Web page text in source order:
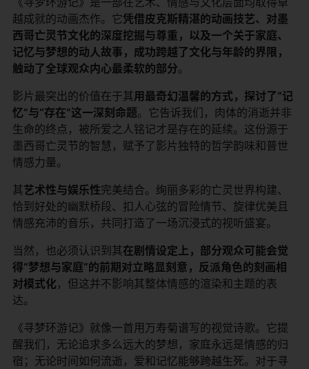
越成就的动画杰作。它​​凭借皮克斯精湛的动画技艺、对墨
西哥亡灵节文化的深度挖掘与尊重，以及一个关于家庭、
记忆与梦想的动人故事，成功跨越了文化与年龄的界限，
触动了全球观众内心最柔软的部分​​。
影片最突出的价值在于其​​用最奇幻温馨的方式，探讨了“记
忆”与“存在”这一深刻命题​​。它告诉我们，肉体的消逝并非
生命的终点，被所爱之人铭记才是存在的延续。这份源于
墨西哥亡灵节的智慧，赋予了影片独特的哲学韵味和普世
情感力量。
其​​艺术性与娱乐性​​完美结合。绚丽多彩的亡灵世界构建、
恰到好处的幽默桥段、扣人心弦的冒险情节、旋律优美且
情感充沛的音乐，共同打造了一场沉浸式的视听盛宴。
当然，也必须认识到其​​在剧情设定上，部分观众可能会觉
得“梦想与家庭”的前期对立略显刻意，反派角色的刻画相
对模式化​ ​，但这并不影响其整体情感的渲染和主题的表
达。
《寻梦环游记》就像一首用万寿菊谱写的视觉诗歌。它提
醒我们，无论追求多么远大的梦想，家庭永远是情感的归
宿；无论时间如何流逝，爱和记忆能够跨越生死。对于寻